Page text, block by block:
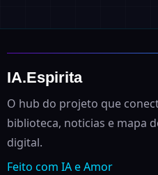
IA.Espirita
O hub do projeto que
biblioteca, noticias e mapa
digital.
Feito com IA e Amor